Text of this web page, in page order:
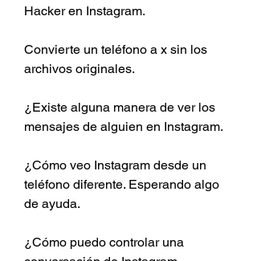
Hacker en Instagram.
Convierte un teléfono a x sin los
archivos originales.
¿Existe alguna manera de ver los
mensajes de alguien en Instagram.
¿Cómo veo Instagram desde un
teléfono diferente. Esperando algo
de ayuda.
¿Cómo puedo controlar una